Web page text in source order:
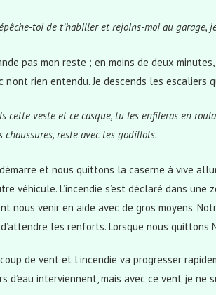
toi de t’habiller et rejoins-moi au garage,
pas mon reste ; en moins de deux
n’ont rien entendu. Je descends les
cette veste et ce casque, tu les enfileras en
chaussures, reste avec tes godillots.
et nous quittons la caserne à vive
véhicule. L’incendie s’est déclaré dans
nous venir en aide avec de gros moyens.
les renforts. Lorsque nous
de vent et l’incendie va progresser
d’eau interviennent, mais avec ce vent je ne